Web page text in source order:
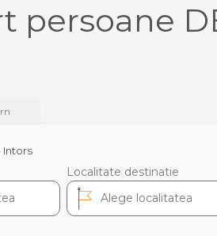
persoane
Intors
Localitate destinatie